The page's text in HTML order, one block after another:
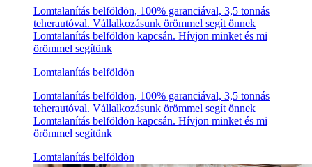
Lomtalanítás belföldön, 100% garanciával, 3,5 tonnás
teherautóval. Vállalkozásunk örömmel segít önnek
Lomtalanítás belföldön kapcsán. Hívjon minket és mi
örömmel segítünk
Lomtalanítás belföldön
Lomtalanítás belföldön, 100% garanciával, 3,5 tonnás
teherautóval. Vállalkozásunk örömmel segít önnek
Lomtalanítás belföldön kapcsán. Hívjon minket és mi
örömmel segítünk
Lomtalanítás belföldön